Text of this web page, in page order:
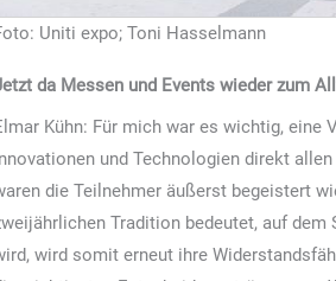
Uniti expo; Toni Hasselmann
da Messen und Events wieder zum
Kühn: Für mich war es wichtig, eine
und Technologien direkt
die Teilnehmer äußerst begeistert
Tradition bedeutet, auf dem
wird somit erneut ihre